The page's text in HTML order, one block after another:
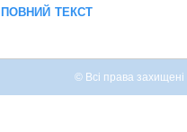
повний текст
© Всі права захищені